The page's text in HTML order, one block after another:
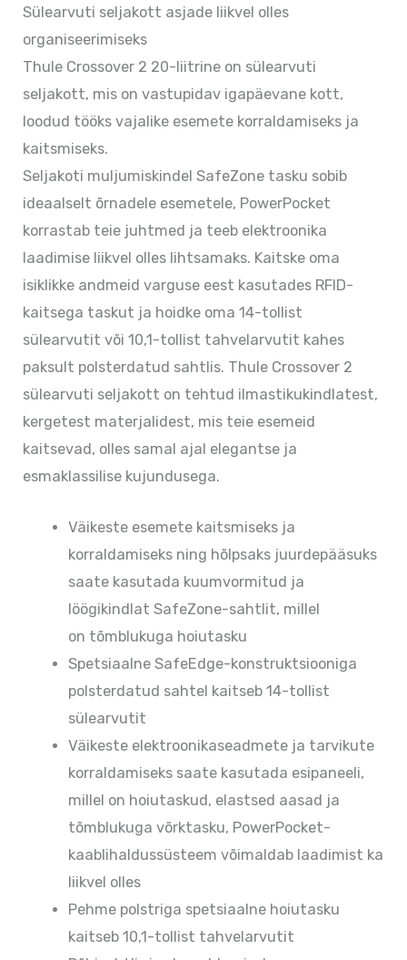
Sülearvuti seljakott asjade liikvel olles
organiseerimiseks
Thule Crossover 2 20-liitrine on sülearvuti
seljakott, mis on vastupidav igapäevane kott,
loodud tööks vajalike esemete korraldamiseks ja
kaitsmiseks.
Seljakoti muljumiskindel SafeZone tasku sobib
ideaalselt õrnadele esemetele, PowerPocket
korrastab teie juhtmed ja teeb elektroonika
laadimise liikvel olles lihtsamaks. Kaitske oma
isiklikke andmeid varguse eest kasutades RFID-
kaitsega taskut ja hoidke oma 14-tollist
sülearvutit või 10,1-tollist tahvelarvutit kahes
paksult polsterdatud sahtlis. Thule Crossover 2
sülearvuti seljakott on tehtud ilmastikukindlatest,
kergetest materjalidest, mis teie esemeid
kaitsevad, olles samal ajal elegantse ja
esmaklassilise kujundusega.
Väikeste esemete kaitsmiseks ja
korraldamiseks ning hõlpsaks juurdepääsuks
saate kasutada kuumvormitud ja
löögikindlat SafeZone-sahtlit, millel
on tõmblukuga hoiutasku
Spetsiaalne SafeEdge-konstruktsiooniga
polsterdatud sahtel kaitseb 14-tollist
sülearvutit
Väikeste elektroonikaseadmete ja tarvikute
korraldamiseks saate kasutada esipaneeli,
millel on hoiutaskud, elastsed aasad ja
tõmblukuga võrktasku, PowerPocket-
kaablihaldussüsteem võimaldab laadimist ka
liikvel olles
Pehme polstriga spetsiaalne hoiutasku
kaitseb 10,1-tollist tahvelarvutit